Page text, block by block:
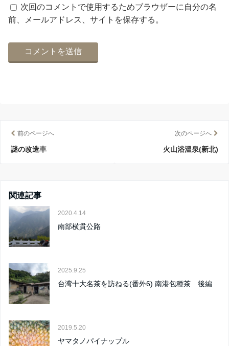
次回のコメントで使用するためブラウザーに自分の名
前、メールアドレス、サイトを保存する。
前のページへ
謎の改造車
次のページへ
火山浴溫泉(新北)
関連記事
2020.4.14
南部横貫公路
2025.9.25
台湾十大名茶を訪ねる(番外6) 南港包種茶 後編
2019.5.20
ヤマタノパイナップル